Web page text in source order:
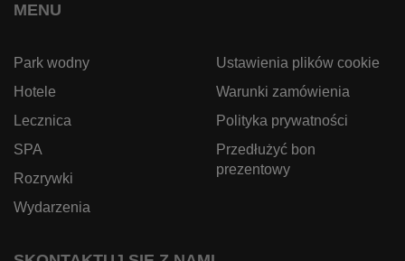
MENU
Park wodny
Hotele
Lecznica
SPA
Rozrywki
Wydarzenia
Ustawienia plików cookie
Warunki zamówienia
Polityka prywatności
Przedłużyć bon
prezentowy